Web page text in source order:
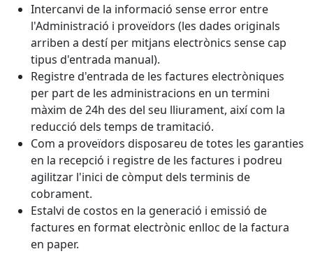
Intercanvi de la informació sense error entre
l'Administració i proveïdors (les dades originals
arriben a destí per mitjans electrònics sense cap
tipus d'entrada manual).
Registre d'entrada de les factures electròniques
per part de les administracions en un termini
màxim de 24h des del seu lliurament, així com la
reducció dels temps de tramitació.
Com a proveïdors disposareu de totes les garanties
en la recepció i registre de les factures i podreu
agilitzar l'inici de còmput dels terminis de
cobrament.
Estalvi de costos en la generació i emissió de
factures en format electrònic enlloc de la factura
en paper.